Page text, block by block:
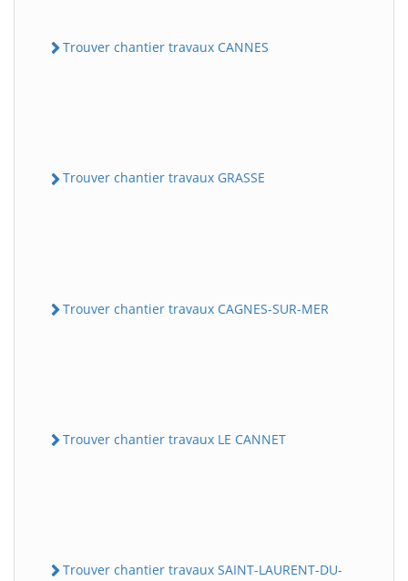
Trouver chantier travaux CANNES
Trouver chantier travaux GRASSE
Trouver chantier travaux CAGNES-SUR-MER
Trouver chantier travaux LE CANNET
Trouver chantier travaux SAINT-LAURENT-DU-